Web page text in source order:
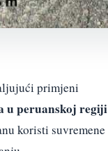
primjeni
u peruanskoj regiji
koristi suvremene